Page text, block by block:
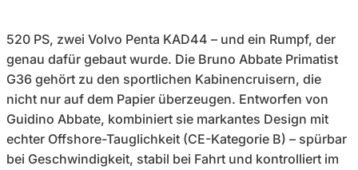
520 PS, zwei Volvo Penta KAD44 – und ein Rumpf, der
genau dafür gebaut wurde. Die Bruno Abbate Primatist
G36 gehört zu den sportlichen Kabinencruisern, die
nicht nur auf dem Papier überzeugen. Entworfen von
Guidino Abbate, kombiniert sie markantes Design mit
echter Offshore-Tauglichkeit (CE-Kategorie B) – spürbar
bei Geschwindigkeit, stabil bei Fahrt und kontrolliert im